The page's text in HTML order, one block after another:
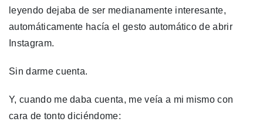
leyendo dejaba de ser medianamente interesante,
automáticamente hacía el gesto automático de abrir
Instagram.
Sin darme cuenta.
Y, cuando me daba cuenta, me veía a mi mismo con
cara de tonto diciéndome: